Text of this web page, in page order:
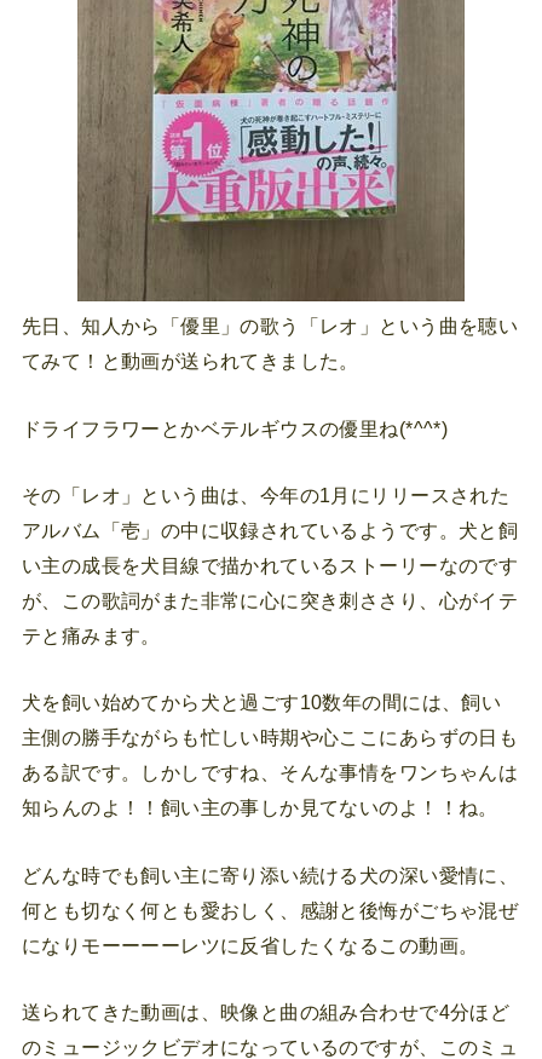
先日、知人から「優里」の歌う「レオ」という曲を聴い
てみて！と動画が送られてきました。
ドライフラワーとかベテルギウスの優里ね(*^^*)
その「レオ」という曲は、今年の1月にリリースされた
アルバム「壱」の中に収録されているようです。犬と飼
い主の成長を犬目線で描かれているストーリーなのです
が、この歌詞がまた非常に心に突き刺ささり、心がイテ
テと痛みます。
犬を飼い始めてから犬と過ごす10数年の間には、飼い
主側の勝手ながらも忙しい時期や心ここにあらずの日も
ある訳です。しかしですね、そんな事情をワンちゃんは
知らんのよ！！飼い主の事しか見てないのよ！！ね。
どんな時でも飼い主に寄り添い続ける犬の深い愛情に、
何とも切なく何とも愛おしく、感謝と後悔がごちゃ混ぜ
になりモーーーーレツに反省したくなるこの動画。
送られてきた動画は、映像と曲の組み合わせで4分ほど
のミュージックビデオになっているのですが、このミュ